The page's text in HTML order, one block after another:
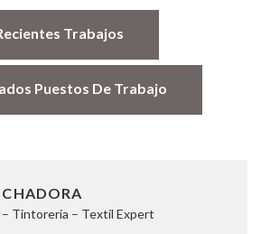
Trabajos
Puestos De Trabajo
– Tintoreria – Textil Expert